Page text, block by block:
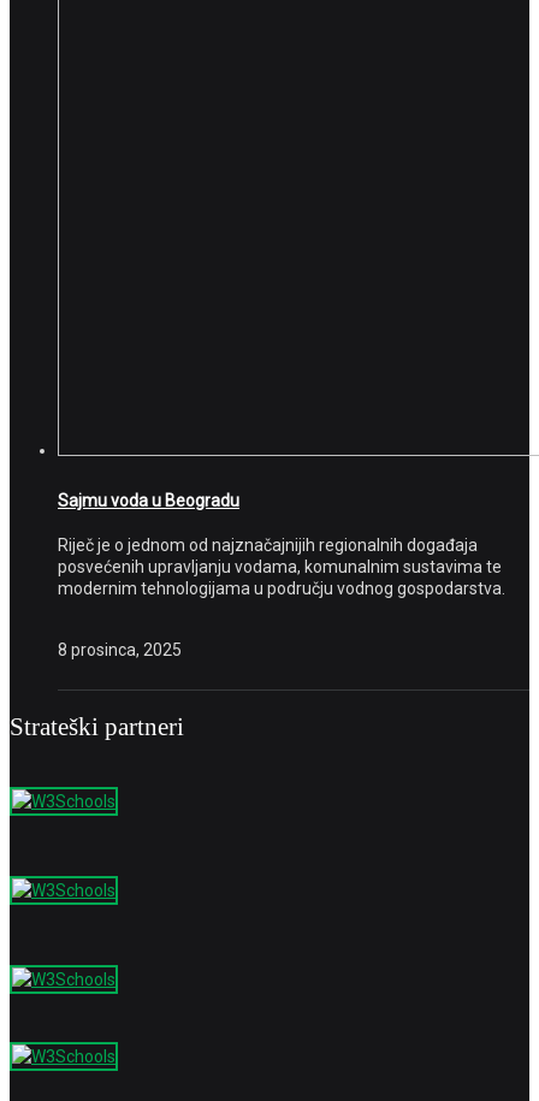
Sajmu voda u Beogradu
Riječ je o jednom od najznačajnijih regionalnih događaja
posvećenih upravljanju vodama, komunalnim sustavima te
modernim tehnologijama u području vodnog gospodarstva.
8 prosinca, 2025
Strateški partneri